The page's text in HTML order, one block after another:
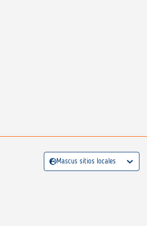
Mascus sitios locales